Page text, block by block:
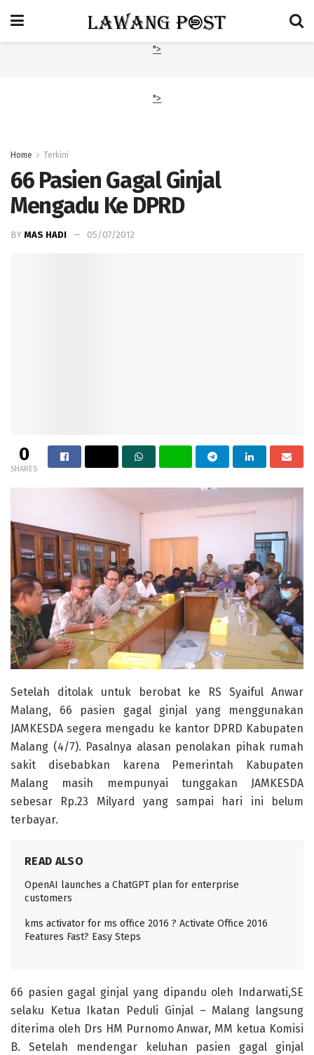
">
">
Home Terkini
66 Pasien Gagal Ginjal
Mengadu Ke DPRD
BY MAS HADI 05/07/2012
0
SHARES
Setelah ditolak untuk berobat ke RS Syaiful Anwar
Malang, 66 pasien gagal ginjal yang menggunakan
JAMKESDA segera mengadu ke kantor DPRD Kabupaten
Malang (4/7). Pasalnya alasan penolakan pihak rumah
sakit disebabkan karena Pemerintah Kabupaten
Malang masih mempunyai tunggakan JAMKESDA
sebesar Rp.23 Milyard yang sampai hari ini belum
terbayar.
READ ALSO
OpenAI launches a ChatGPT plan for enterprise
customers
kms activator for ms office 2016 ? Activate Office 2016
Features Fast? Easy Steps
66 pasien gagal ginjal yang dipandu oleh Indarwati,SE
selaku Ketua Ikatan Peduli Ginjal – Malang langsung
diterima oleh Drs HM Purnomo Anwar, MM ketua Komisi
B. Setelah mendengar keluhan pasien gagal ginjal